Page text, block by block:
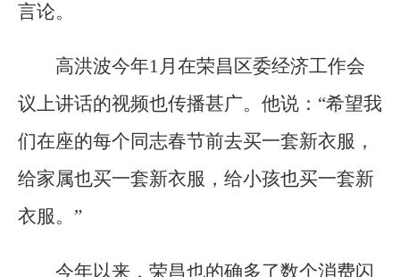
言论。
高洪波今年1月在荣昌区委经济工作会
议上讲话的视频也传播甚广。他说：“希望我
们在座的每个同志春节前去买一套新衣服，
给家属也买一套新衣服，给小孩也买一套新
衣服。”
今年以来，荣昌也的确多了数个消费闪